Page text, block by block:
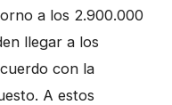
a los 2.900.000
llegar a los
con la
A estos